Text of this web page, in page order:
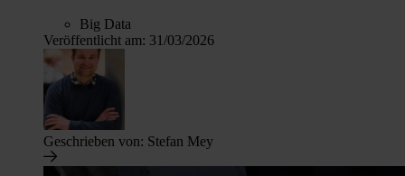
Big Data
Veröffentlicht am: 31/03/2026
Geschrieben von: Stefan Mey